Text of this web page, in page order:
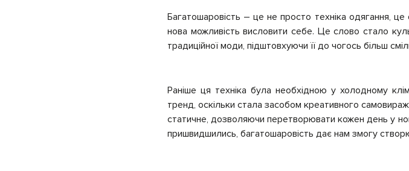
Багатошаровість – це не просто техніка одягання,
нова можливість висловити себе. Це слово стало
традиційної моди, підштовхуючи її до чогось більш
Раніше ця техніка була необхідною у холодному
тренд, оскільки стала засобом креативного
статичне, дозволяючи перетворювати кожен день у
пришвидшились, багатошаровість дає нам змогу